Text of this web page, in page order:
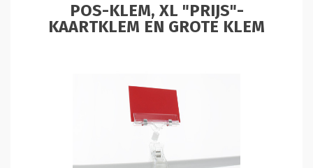
POS-KLEM, XL "PRIJS"-
KAARTKLEM EN GROTE KLEM